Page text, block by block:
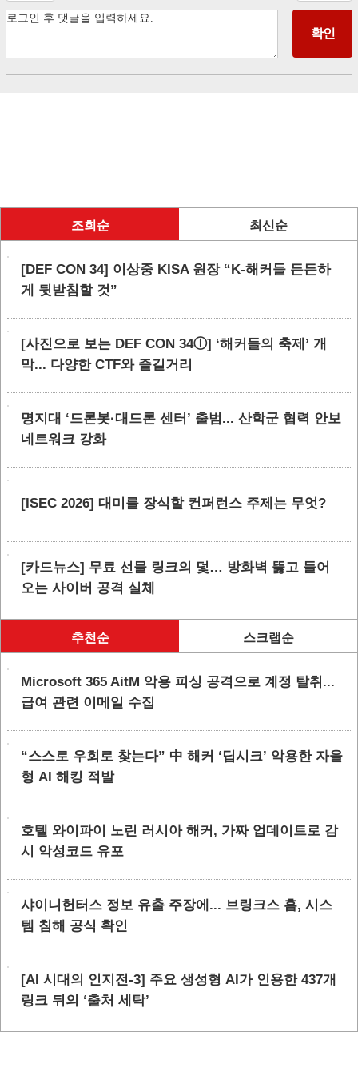
조회순 최신순
[DEF CON 34] 이상중 KISA 원장 “K-해커들 든든하
게 뒷받침할 것”
[사진으로 보는 DEF CON 34ⓛ] ‘해커들의 축제’ 개
막... 다양한 CTF와 즐길거리
명지대 ‘드론봇·대드론 센터’ 출범... 산학군 협력 안보
네트워크 강화
[ISEC 2026] 대미를 장식할 컨퍼런스 주제는 무엇?
[카드뉴스] 무료 선물 링크의 덫… 방화벽 뚫고 들어
오는 사이버 공격 실체
추천순 스크랩순
Microsoft 365 AitM 악용 피싱 공격으로 계정 탈취...
급여 관련 이메일 수집
“스스로 우회로 찾는다” 中 해커 ‘딥시크’ 악용한 자율
형 AI 해킹 적발
호텔 와이파이 노린 러시아 해커, 가짜 업데이트로 감
시 악성코드 유포
샤이니헌터스 정보 유출 주장에... 브링크스 홈, 시스
템 침해 공식 확인
[AI 시대의 인지전-3] 주요 생성형 AI가 인용한 437개
링크 뒤의 ‘출처 세탁’